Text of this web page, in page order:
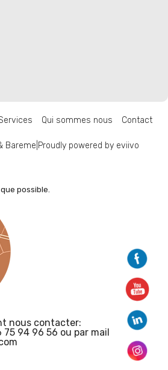
Qui sommes nous Contact
Bareme Proudly powered by eviivo
possible.
nous contacter:
94 96 56 ou par mail